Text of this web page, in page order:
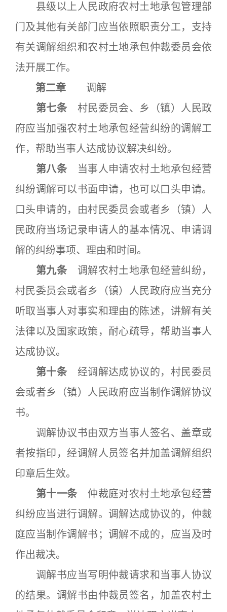
县级以上人民政府农村土地承包管理部
门及其他有关部门应当依照职责分工，支持
有关调解组织和农村土地承包仲裁委员会依
法开展工作。
第二章 调解
第七条 村民委员会、乡（镇）人民政
府应当加强农村土地承包经营纠纷的调解工
作，帮助当事人达成协议解决纠纷。
第八条 当事人申请农村土地承包经营
纠纷调解可以书面申请，也可以口头申请。
口头申请的，由村民委员会或者乡（镇）人
民政府当场记录申请人的基本情况、申请调
解的纠纷事项、理由和时间。
第九条 调解农村土地承包经营纠纷，
村民委员会或者乡（镇）人民政府应当充分
听取当事人对事实和理由的陈述，讲解有关
法律以及国家政策，耐心疏导，帮助当事人
达成协议。
第十条 经调解达成协议的，村民委员
会或者乡（镇）人民政府应当制作调解协议
书。
调解协议书由双方当事人签名、盖章或
者按指印，经调解人员签名并加盖调解组织
印章后生效。
第十一条 仲裁庭对农村土地承包经营
纠纷应当进行调解。调解达成协议的，仲裁
庭应当制作调解书；调解不成的，应当及时
作出裁决。
调解书应当写明仲裁请求和当事人协议
的结果。调解书由仲裁员签名，加盖农村土